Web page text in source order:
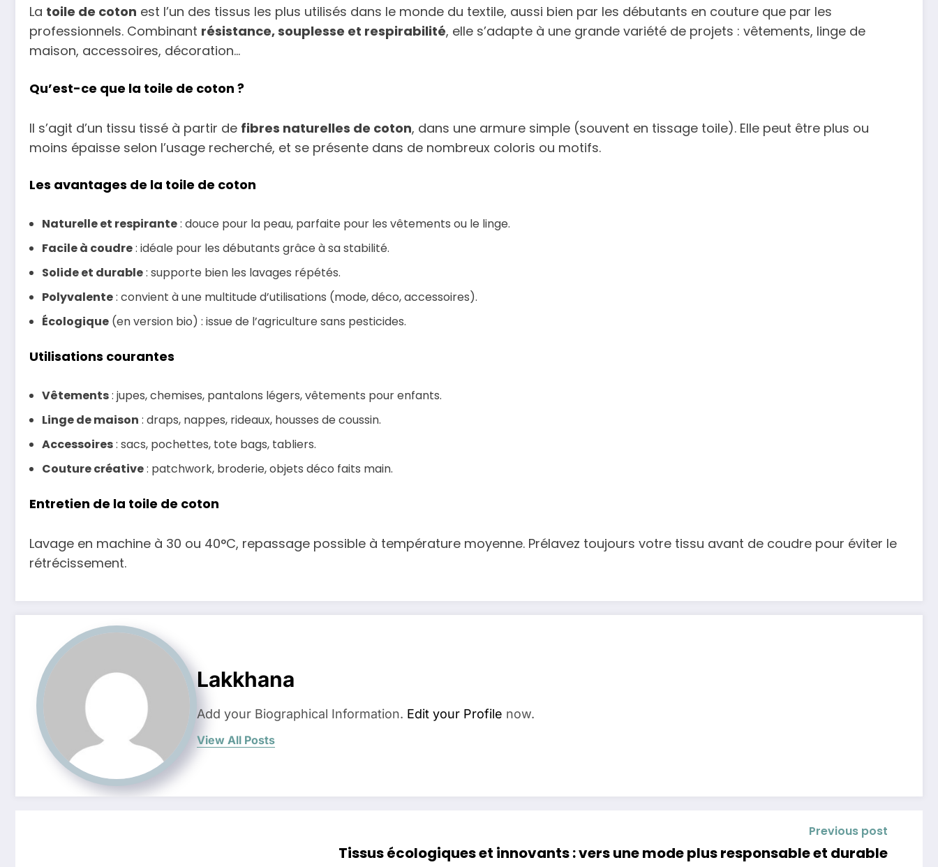
La toile de coton est l’un des tissus les plus utilisés dans le monde du textile, aussi bien par les débutants en couture que par les
professionnels. Combinant résistance, souplesse et respirabilité, elle s’adapte à une grande variété de projets : vêtements, linge de
maison, accessoires, décoration…
Qu’est-ce que la toile de coton ?
Il s’agit d’un tissu tissé à partir de fibres naturelles de coton, dans une armure simple (souvent en tissage toile). Elle peut être plus ou
moins épaisse selon l’usage recherché, et se présente dans de nombreux coloris ou motifs.
Les avantages de la toile de coton
Naturelle et respirante: douce pour la peau, parfaite pour les vêtements ou le linge.
Facile à coudre: idéale pour les débutants grâce à sa stabilité.
Solide et durable: supporte bien les lavages répétés.
Polyvalente: convient à une multitude d’utilisations (mode, déco, accessoires).
Écologique (en version bio) : issue de l’agriculture sans pesticides.
Utilisations courantes
Vêtements: jupes, chemises, pantalons légers, vêtements pour enfants.
Linge de maison : draps, nappes, rideaux, housses de coussin.
Accessoires: sacs, pochettes, tote bags, tabliers.
Couture créative: patchwork, broderie, objets déco faits main.
Entretien de la toile de coton
Lavage en machine à 30 ou 40°C, repassage possible à température moyenne. Prélavez toujours votre tissu avant de coudre pour éviter le
rétrécissement.
Lakkhana
Add your Biographical Information. Edit your Profile now.
View All Posts
Previous post
Tissus écologiques et innovants : vers une mode plus responsable et durable